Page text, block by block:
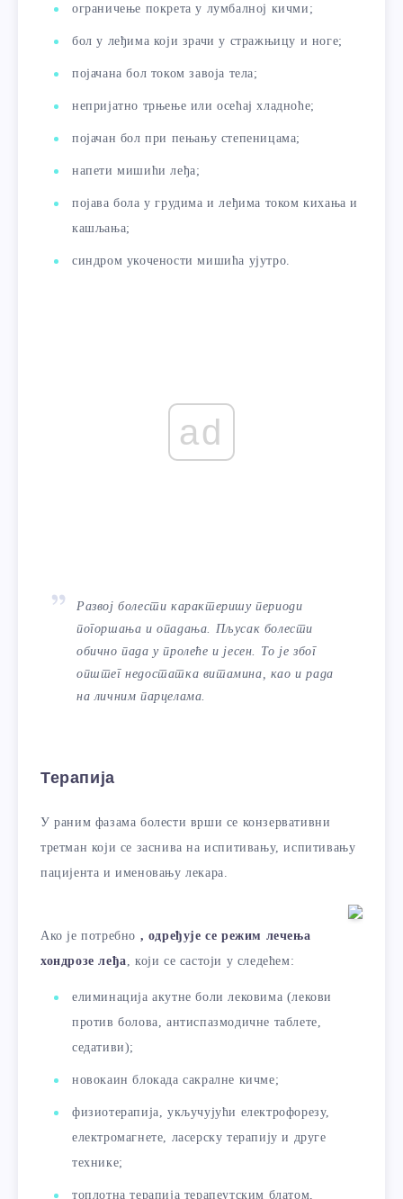
ограничење покрета у лумбалној кичми;
бол у леђима који зрачи у стражњицу и ноге;
појачана бол током завоја тела;
непријатно трњење или осећај хладноће;
појачан бол при пењању степеницама;
напети мишићи леђа;
појава бола у грудима и леђима током кихања и
кашљања;
синдром укочености мишића ујутро.
ad
Развој болести карактеришу периоди
погоршања и опадања. Пљусак болести
обично пада у пролеће и јесен. То је због
општег недостатка витамина, као и рада
на личним парцелама.
Терапија
У раним фазама болести врши се конзервативни
третман који се заснива на испитивању, испитивању
пацијента и именовању лекара.
Ако је потребно , одређује се режим лечења
хондрозе леђа , који се састоји у следећем:
елиминација акутне боли лековима (лекови
против болова, антиспазмодичне таблете,
седативи);
новокаин блокада сакралне кичме;
физиотерапија, укључујући електрофорезу,
електромагнете, ласерску терапију и друге
технике;
топлотна терапија терапеутским блатом,